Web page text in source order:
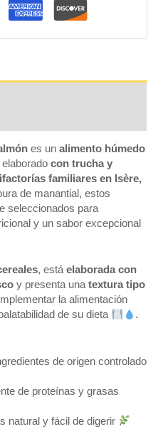
es unalimento húmedo
elaboradocon trucha y
familiares en Isère,
de manantial, estos
seleccionados para
y un sabor excepcional
, estáelaborada con
y presenta unatextura tipo
la alimentación
de su dieta
.
de origen controlado
de proteínas y grasas
natural y fácil de digerir